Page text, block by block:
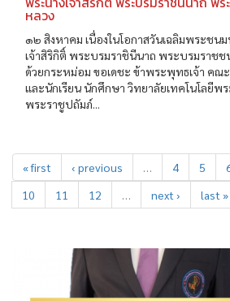
หลวง
๑๒ สิงหาคม เนื่องในโอกาสวันเฉลิมพระชน
เจ้าสิริกิติ์ พระบรมราชินีนาถ พระบรมราช
ด้วยกระหม่อม ขอเดชะ ข้าพระพุทธเจ้า คณ
และนักเรียน นักศึกษา วิทยาลัยเทคโนโลยีพ
พระราชูปถัมภ์...
« first ‹ previous … 4 5
10
11 12 … next › last »